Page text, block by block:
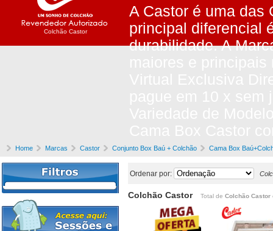
Colchão Castor
A Castor é uma das
principal diferencial
durabilidade. A
Home Marcas Castor Conjunto Box Baú + Colchão Cama Box
Ordenar por:
Colchão Castor Total de Colchão Castor